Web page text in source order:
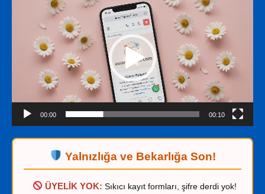
00:00 00:10
Yalnızlığa ve Bekarlığa Son!
ÜYELİK YOK: Sıkıcı kayıt formları, şifre derdi yok!